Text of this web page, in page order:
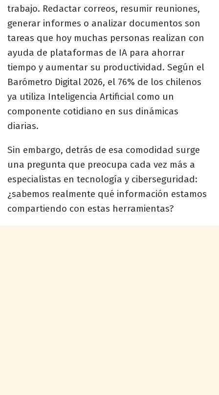
trabajo. Redactar correos, resumir reuniones,
generar informes o analizar documentos son
tareas que hoy muchas personas realizan con
ayuda de plataformas de IA para ahorrar
tiempo y aumentar su productividad. Según el
Barómetro Digital 2026, el 76% de los chilenos
ya utiliza Inteligencia Artificial como un
componente cotidiano en sus dinámicas
diarias.
Sin embargo, detrás de esa comodidad surge
una pregunta que preocupa cada vez más a
especialistas en tecnología y ciberseguridad:
¿sabemos realmente qué información estamos
compartiendo con estas herramientas?